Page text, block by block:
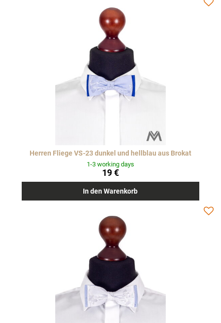
Herren Fliege VS-23 dunkel und hellblau aus Brokat
1-3 working days
19 €
In den Warenkorb